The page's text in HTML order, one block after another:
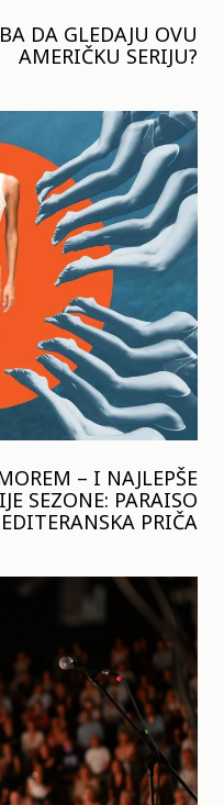
DA GLEDAJU OVU
AMERIČKU SERIJU?
– I NAJLEPŠE
SEZONE: PARAISO
PRIČA